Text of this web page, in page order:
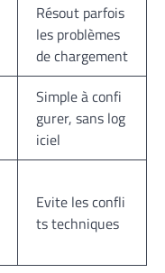
Résout parfois
les problèmes
de chargement
Simple à confi
gurer, sans log
iciel
Evite les confli
ts techniques